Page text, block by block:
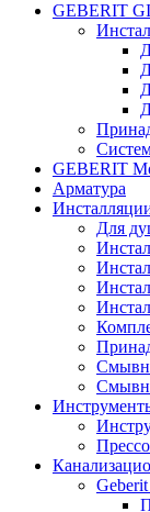
GEBERIT
GEBERIT
Арматура
Для